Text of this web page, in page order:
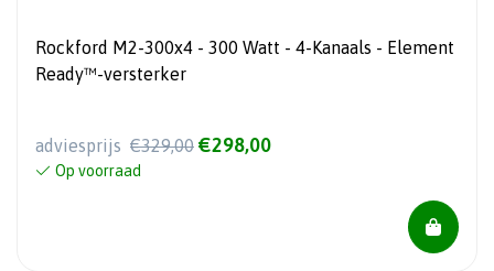
Rockford M2-300x4 - 300 Watt - 4-Kanaals - Element
Ready™-versterker
adviesprijs €329,00 €298,00
Op voorraad